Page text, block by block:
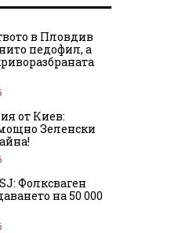
в Пловдив
педофил, а
от Киев:
Зеленски
Фолксваген
на 50 000